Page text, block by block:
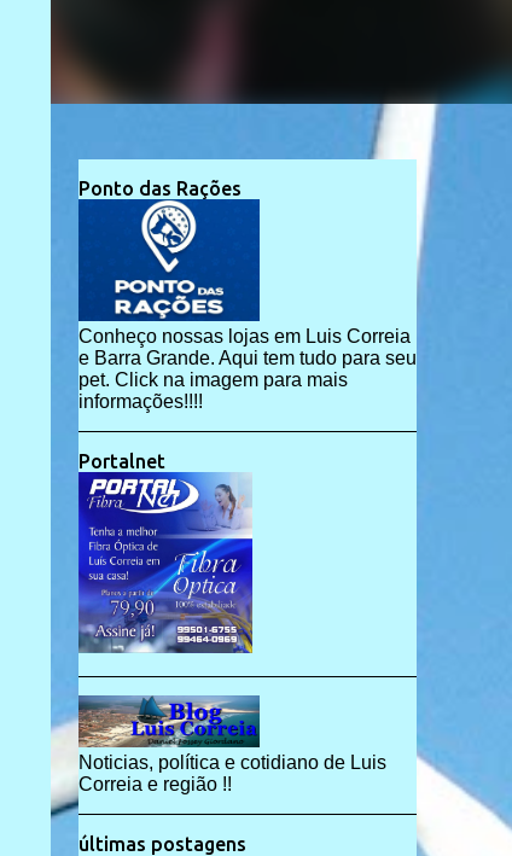
Ponto das Rações
Conheço nossas lojas em Luis Correia
e Barra Grande. Aqui tem tudo para seu
pet. Click na imagem para mais
informações!!!!
Portalnet
Noticias, política e cotidiano de Luis
Correia e região !!
últimas postagens